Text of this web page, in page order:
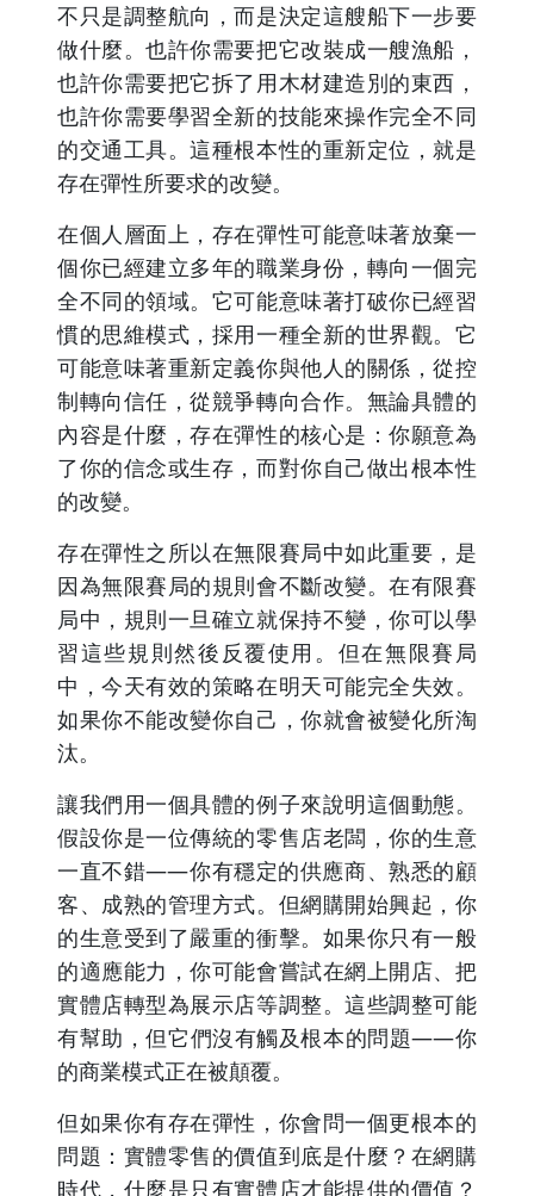
不只是調整航向，而是決定這艘船下一步要
做什麼。也許你需要把它改裝成一艘漁船，
也許你需要把它拆了用木材建造別的東西，
也許你需要學習全新的技能來操作完全不同
的交通工具。這種根本性的重新定位，就是
存在彈性所要求的改變。
在個人層面上，存在彈性可能意味著放棄一
個你已經建立多年的職業身份，轉向一個完
全不同的領域。它可能意味著打破你已經習
慣的思維模式，採用一種全新的世界觀。它
可能意味著重新定義你與他人的關係，從控
制轉向信任，從競爭轉向合作。無論具體的
內容是什麼，存在彈性的核心是：你願意為
了你的信念或生存，而對你自己做出根本性
的改變。
存在彈性之所以在無限賽局中如此重要，是
因為無限賽局的規則會不斷改變。在有限賽
局中，規則一旦確立就保持不變，你可以學
習這些規則然後反覆使用。但在無限賽局
中，今天有效的策略在明天可能完全失效。
如果你不能改變你自己，你就會被變化所淘
汰。
讓我們用一個具體的例子來說明這個動態。
假設你是一位傳統的零售店老闆，你的生意
一直不錯——你有穩定的供應商、熟悉的顧
客、成熟的管理方式。但網購開始興起，你
的生意受到了嚴重的衝擊。如果你只有一般
的適應能力，你可能會嘗試在網上開店、把
實體店轉型為展示店等調整。這些調整可能
有幫助，但它們沒有觸及根本的問題——你
的商業模式正在被顛覆。
但如果你有存在彈性，你會問一個更根本的
問題：實體零售的價值到底是什麼？在網購
時代，什麼是只有實體店才能提供的價值？